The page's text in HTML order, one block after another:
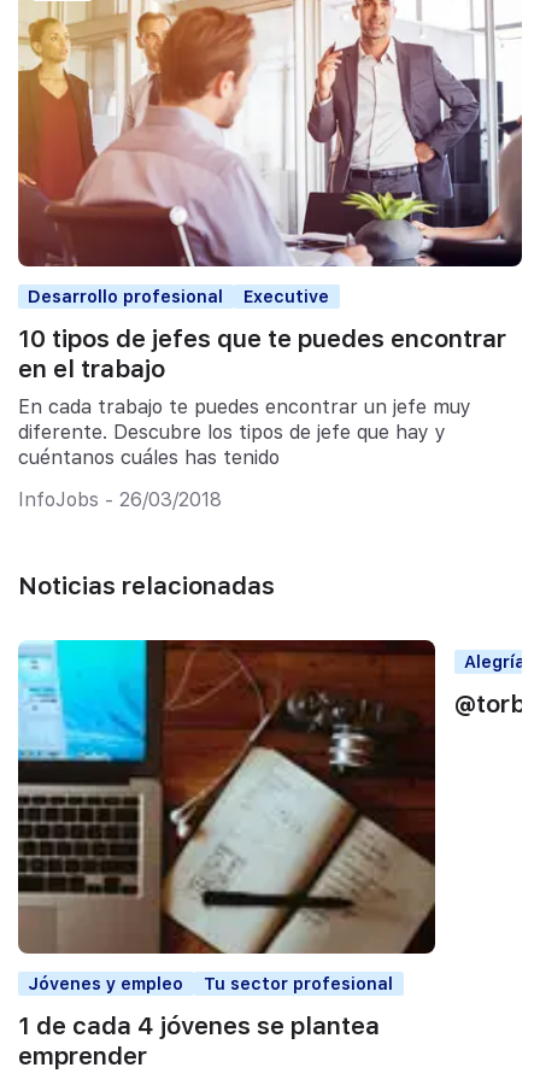
Desarrollo profesional Executive
10 tipos de jefes que te puedes encontrar
en el trabajo
En cada trabajo te puedes encontrar un jefe muy
diferente. Descubre los tipos de jefe que hay y
cuéntanos cuáles has tenido
InfoJobs - 26/03/2018
Noticias relacionadas
Jóvenes y empleo Tu sector profesional
1 de cada 4 jóvenes se plantea
emprender
Alegrías